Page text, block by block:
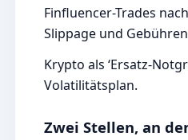
Finfluencer-Trades
Slippage und
Krypto als ‘Ersatz-
Volatilitätsplan.
Zwei Stellen, an